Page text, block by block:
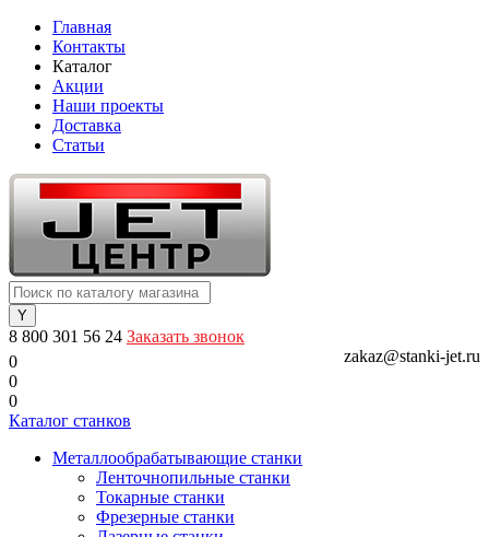
Главная
Контакты
Каталог
Акции
Наши проекты
Доставка
Статьи
8 800 301 56 24 Заказать звонок
zakaz@stanki-jet.ru
0
0
0
Каталог станков
Металлообрабатывающие станки
Ленточнопильные станки
Токарные станки
Фрезерные станки